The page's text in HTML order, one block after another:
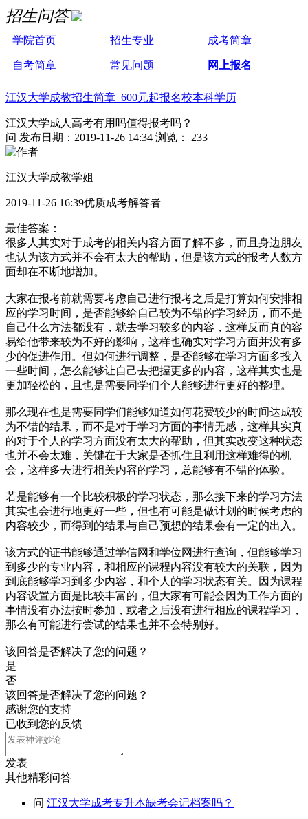
招生问答
学院首页 招生专业 成考简章
自考简章 常见问题 网上报名
江汉大学成教招生简章 600元起报名校本科学历
江汉大学成人高考有用吗值得报考吗？
问 发布日期：2019-11-26 14:34 浏览： 233
江汉大学成教学姐
2019-11-26 16:39优质成考解答者
最佳答案：
很多人其实对于成考的相关内容方面了解不多，而且身边朋友
也认为该方式并不会有太大的帮助，但是该方式的报考人数方
面却在不断地增加。
大家在报考前就需要考虑自己进行报考之后是打算如何安排相
应的学习时间，是否能够给自己较为不错的学习经历，而不是
自己什么方法都没有，就去学习较多的内容，这样反而真的容
易给他带来较为不好的影响，这样也确实对学习方面并没有多
少的促进作用。但如何进行调整，是否能够在学习方面多投入
一些时间，怎么能够让自己去把握更多的内容，这样其实也是
更加轻松的，且也是需要同学们个人能够进行更好的整理。
那么现在也是需要同学们能够知道如何花费较少的时间达成较
为不错的结果，而不是对于学习方面的事情无感，这样其实真
的对于个人的学习方面没有太大的帮助，但其实改变这种状态
也并不会太难，关键在于大家是否抓住且利用这样难得的机
会，这样多去进行相关内容的学习，总能够有不错的体验。
若是能够有一个比较积极的学习状态，那么接下来的学习方法
其实也会进行地更好一些，但也有可能是做计划的时候考虑的
内容较少，而得到的结果与自己预想的结果会有一定的出入。
该方式的证书能够通过学信网和学位网进行查询，但能够学习
到多少的专业内容，和相应的课程内容没有较大的关联，因为
到底能够学习到多少内容，和个人的学习状态有关。因为课程
内容设置方面是比较丰富的，但大家有可能会因为工作方面的
事情没有办法按时参加，或者之后没有进行相应的课程学习，
那么有可能进行尝试的结果也并不会特别好。
该回答是否解决了您的问题？
是
否
该回答是否解决了您的问题？
感谢您的支持
已收到您的反馈
发表
其他精彩问答
问 江汉大学成考专升本缺考会记档案吗？